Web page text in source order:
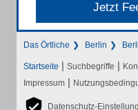
Jetzt
Das Örtliche Berlin
Startseite | Suchbegriffe |
Impressum |
Datenschutz-